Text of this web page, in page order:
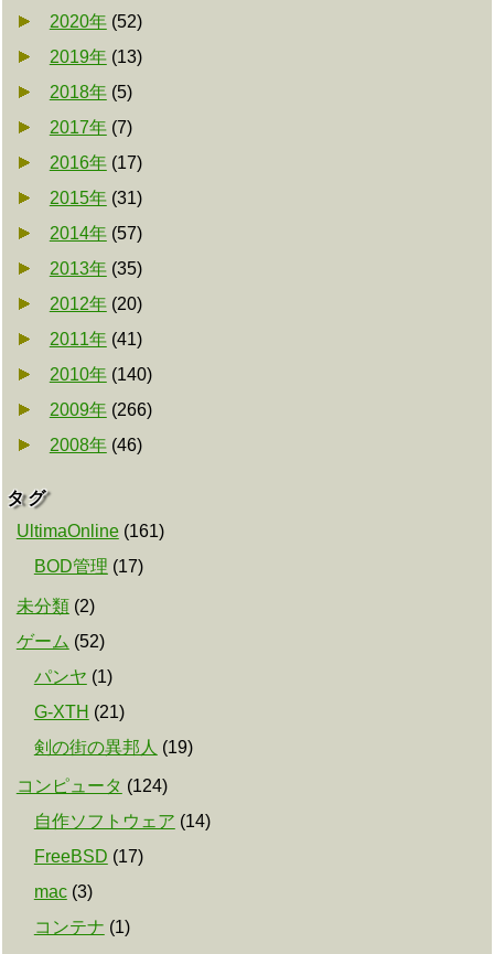
2020年 (52)
2019年 (13)
2018年 (5)
2017年 (7)
2016年 (17)
2015年 (31)
2014年 (57)
2013年 (35)
2012年 (20)
2011年 (41)
2010年 (140)
2009年 (266)
2008年 (46)
タグ
UltimaOnline (161)
BOD管理 (17)
未分類 (2)
ゲーム (52)
パンヤ (1)
G-XTH (21)
剣の街の異邦人 (19)
コンピュータ (124)
自作ソフトウェア (14)
FreeBSD (17)
mac (3)
コンテナ (1)